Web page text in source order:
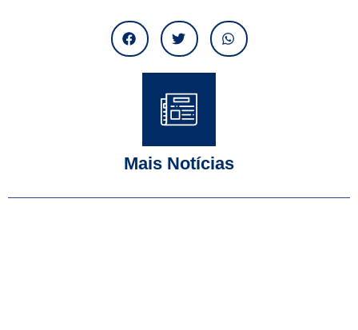
Mais Notícias